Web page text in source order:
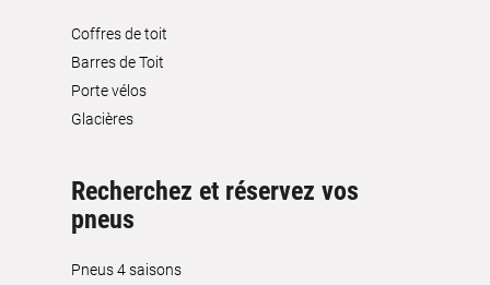
Coffres de toit
Barres de Toit
Porte vélos
Glacières
Recherchez et réservez vos
pneus
Pneus 4 saisons